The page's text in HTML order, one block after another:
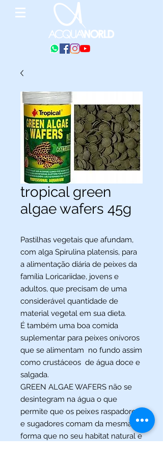
tropical green
algae wafers 45g
Pastilhas vegetais que afundam,
com alga Spirulina platensis, para
a alimentação diária de peixes da
família Loricariidae, jovens e
adultos, que precisam de uma
considerável quantidade de
material vegetal em sua dieta.
É também uma boa comida
suplementar para peixes onívoros
que se alimentam no fundo assim
como crustáceos de água doce e
salgada.
GREEN ALGAE WAFERS não se
desintegram na água o que
permite que os peixes raspadores
e sugadores comam da mesma
forma que no seu habitat natural e